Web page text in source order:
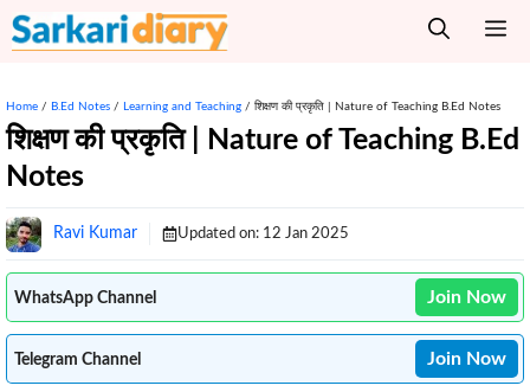
Skip
to
Home / B.Ed Notes / Learning and Teaching / शिक्षण की प्रकृति | Nature of Teaching B.Ed Notes
शिक्षण की प्रकृति | Nature of Teaching B.Ed
Notes
Ravi Kumar Updated on: 12 Jan 2025
WhatsApp Channel Join Now
Telegram Channel Join Now